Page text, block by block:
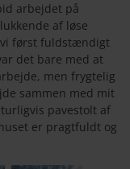
arbejdet på
af løse
først fuldstændigt
det bare med at
men frygtelig
sammen med mit
pavestolt af
er pragtfuldt og